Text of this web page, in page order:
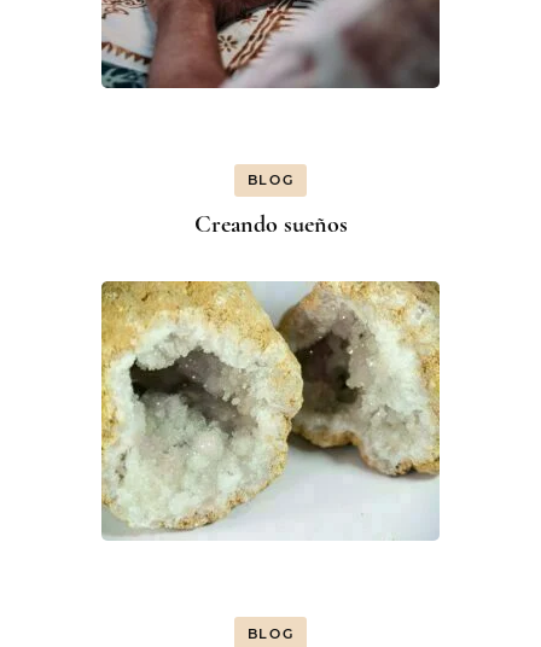
BLOG
Creando sueños
BLOG